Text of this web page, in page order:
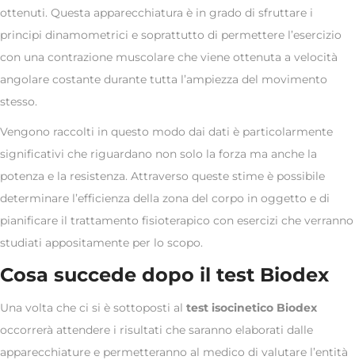
ottenuti. Questa apparecchiatura è in grado di sfruttare i
principi dinamometrici e soprattutto di permettere l’esercizio
con una contrazione muscolare che viene ottenuta a velocità
angolare costante durante tutta l’ampiezza del movimento
stesso.
Vengono raccolti in questo modo dai dati è particolarmente
significativi che riguardano non solo la forza ma anche la
potenza e la resistenza. Attraverso queste stime è possibile
determinare l’efficienza della zona del corpo in oggetto e di
pianificare il trattamento fisioterapico con esercizi che verranno
studiati appositamente per lo scopo.
Cosa succede dopo il test Biodex
Una volta che ci si è sottoposti al test isocinetico Biodex
occorrerà attendere i risultati che saranno elaborati dalle
apparecchiature e permetteranno al medico di valutare l’entità